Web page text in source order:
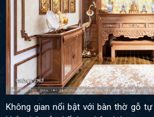
Không gian nổi bật với bàn thờ gỗ